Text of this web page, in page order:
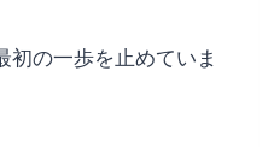
初の一歩を止めていま